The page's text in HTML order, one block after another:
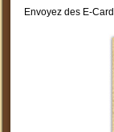
Envoyez des E-